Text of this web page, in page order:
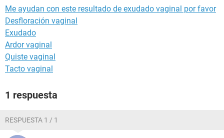
Me ayudan con este resultado de exudado vaginal por favor
Desfloración vaginal
Exudado
Ardor vaginal
Quiste vaginal
Tacto vaginal
1 respuesta
RESPUESTA 1 / 1